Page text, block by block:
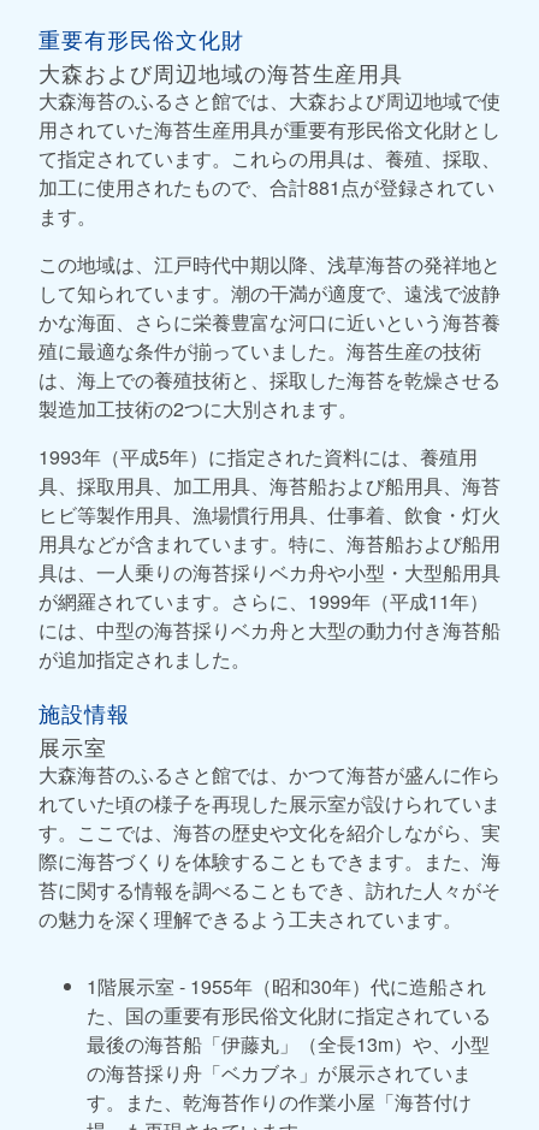
重要有形民俗文化財
大森および周辺地域の海苔生産用具
大森海苔のふるさと館では、大森および周辺地域で使
用されていた海苔生産用具が重要有形民俗文化財とし
て指定されています。これらの用具は、養殖、採取、
加工に使用されたもので、合計881点が登録されてい
ます。
この地域は、江戸時代中期以降、浅草海苔の発祥地と
して知られています。潮の干満が適度で、遠浅で波静
かな海面、さらに栄養豊富な河口に近いという海苔養
殖に最適な条件が揃っていました。海苔生産の技術
は、海上での養殖技術と、採取した海苔を乾燥させる
製造加工技術の2つに大別されます。
1993年（平成5年）に指定された資料には、養殖用
具、採取用具、加工用具、海苔船および船用具、海苔
ヒビ等製作用具、漁場慣行用具、仕事着、飲食・灯火
用具などが含まれています。特に、海苔船および船用
具は、一人乗りの海苔採りベカ舟や小型・大型船用具
が網羅されています。さらに、1999年（平成11年）
には、中型の海苔採りベカ舟と大型の動力付き海苔船
が追加指定されました。
施設情報
展示室
大森海苔のふるさと館では、かつて海苔が盛んに作ら
れていた頃の様子を再現した展示室が設けられていま
す。ここでは、海苔の歴史や文化を紹介しながら、実
際に海苔づくりを体験することもできます。また、海
苔に関する情報を調べることもでき、訪れた人々がそ
の魅力を深く理解できるよう工夫されています。
1階展示室 - 1955年（昭和30年）代に造船され
た、国の重要有形民俗文化財に指定されている
最後の海苔船「伊藤丸」（全長13m）や、小型
の海苔採り舟「ベカブネ」が展示されていま
す。また、乾海苔作りの作業小屋「海苔付け